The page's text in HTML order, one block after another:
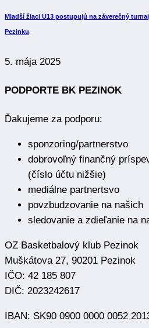
Mladší žiaci U13 postupujú na záverečný
Pezinku
5. mája 2025
PODPORTE BK PEZINOK
Ďakujeme za podporu:
sponzoring/partnerstvo
dobrovoľný finančný
(číslo účtu nižšie)
mediálne partnertsvo
povzbudzovanie na našich
sledovanie a zdieľanie na
OZ Basketbalový klub Pezinok
Muškátova 27, 90201 Pezinok
IČO: 42 185 807
DIČ: 2023242617
IBAN: SK90 0900 0000 0052